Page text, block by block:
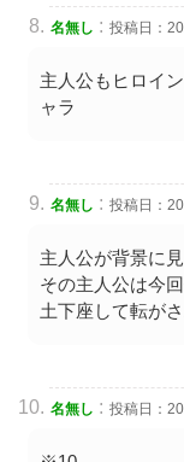
名無し : 投稿日：
主人公もヒロイ
ャラ
名無し : 投稿日：
主人公が背景に
その主人公は今
土下座して転が
名無し : 投稿日：